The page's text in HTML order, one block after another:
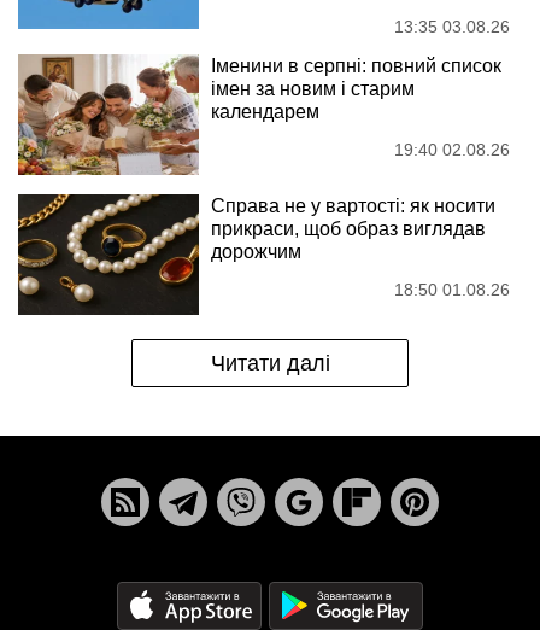
13:35 03.08.26
Іменини в серпні: повний список
імен за новим і старим
календарем
19:40 02.08.26
Справа не у вартості: як носити
прикраси, щоб образ виглядав
дорожчим
18:50 01.08.26
Читати далі